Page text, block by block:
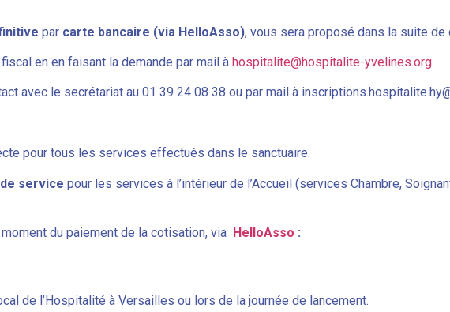
par carte bancaire (via HelloAsso), vous sera proposé dans la suite de
en en faisant la demande par mail à hospitalite@hospitalite-yvelines.org.
avec le secrétariat au 01 39 24 08 38 ou par mail à
pour tous les services effectués dans le sanctuaire.
service pour les services à l’intérieur de l’Accueil (services Chambre,
du paiement de la cotisation, via HelloAsso :
de l’Hospitalité à Versailles ou lors de la journée de lancement.